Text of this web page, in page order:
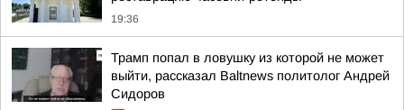
19:36
Трамп попал в ловушку из которой не может
выйти, рассказал Baltnews политолог Андрей
Сидоров